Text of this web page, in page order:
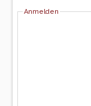
Anmelden